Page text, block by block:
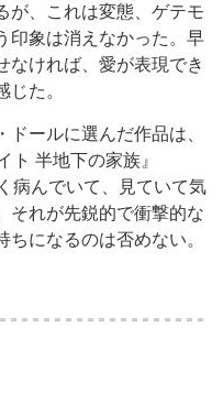
が、これは変態、ゲテモ
印象は消えなかった。早
なければ、愛が表現でき
た。
ールに選んだ作品は、
ト 半地下の家族』
病んでいて、見ていて気
それが先鋭的で衝撃的な
になるのは否めない。